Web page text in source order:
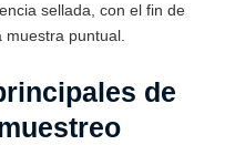
sellada, con el fin de
puntual.
de